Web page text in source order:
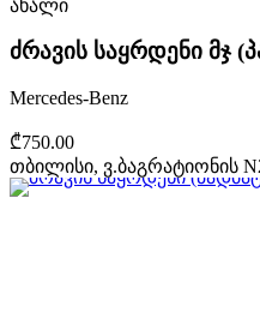
ახალი
ძრავის საყრდენი მჯ
Mercedes-Benz
₾750.00
თბილისი, ვ.ბაგრატიონის